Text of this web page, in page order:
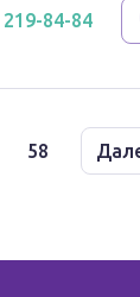
219-84-84
58